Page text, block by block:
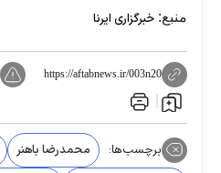
منبع: خبرگزاری ایرنا
https://aftabnews.ir/003n20
برچسب‌ها: محمدرضا باهنر